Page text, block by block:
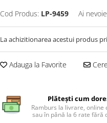
Cod Produs: LP-9459 Ai
La achizitionarea acestui produs
Adauga la Favorite
Plătești cum
Ramburs la livrare, online
sau în până la 6 rate fără